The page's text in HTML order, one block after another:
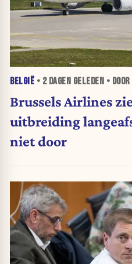
BELGIË • 2 DAGEN GELEDEN •
Brussels Airlines
uitbreiding
niet door